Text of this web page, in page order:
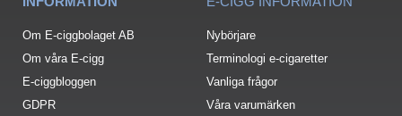
Om E-ciggbolaget AB
Om våra E-cigg
E-ciggbloggen
GDPR
Nybörjare
Terminologi e-cigaretter
Vanliga frågor
Våra varumärken